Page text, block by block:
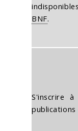
BNF.
S'inscrire